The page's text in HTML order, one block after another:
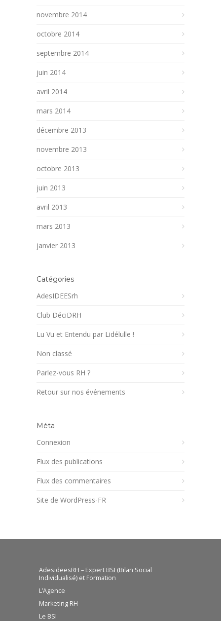
novembre 2014
octobre 2014
septembre 2014
juin 2014
avril 2014
mars 2014
décembre 2013
novembre 2013
octobre 2013
juin 2013
avril 2013
mars 2013
janvier 2013
Catégories
AdesIDEESrh
Club DéciDRH
Lu Vu et Entendu par Lidélulle !
Non classé
Parlez-vous RH ?
Retour sur nos événements
Méta
Connexion
Flux des publications
Flux des commentaires
Site de WordPress-FR
AdesideesRH – Expert BSI (Bilan Social
Individualisé) et Formation
L’Agence
Marketing RH
Le BSI